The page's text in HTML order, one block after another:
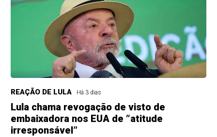
REAÇÃO DE LULA Há 3 dias
Lula chama revogação de visto de
embaixadora nos EUA de “atitude
irresponsável”